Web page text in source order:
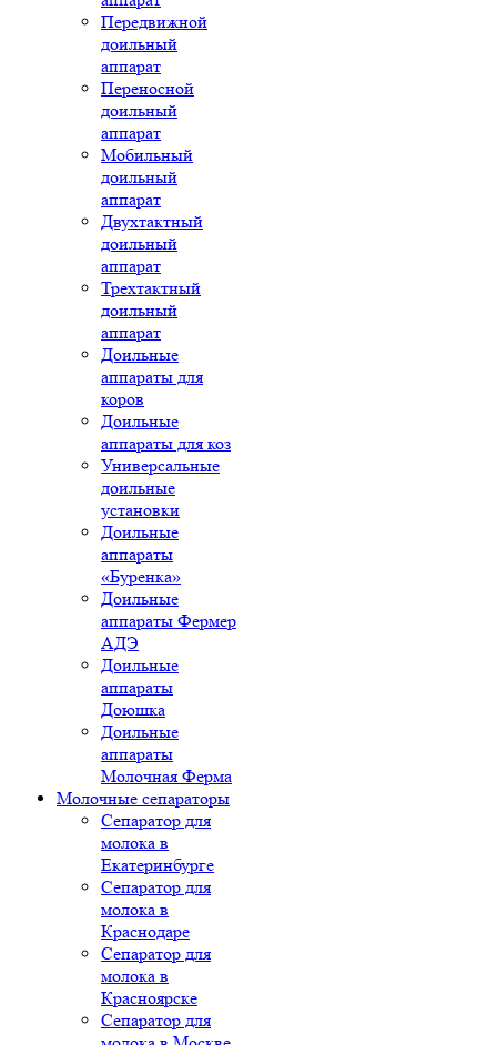
Передвижной
доильный
аппарат
Переносной
доильный
аппарат
Мобильный
доильный
аппарат
Двухтактный
доильный
аппарат
Трехтактный
доильный
аппарат
Доильные
аппараты для
коров
Доильные
аппараты для коз
Универсальные
доильные
установки
Доильные
аппараты
«Буренка»
Доильные
аппараты Фермер
АДЭ
Доильные
аппараты
Доюшка
Доильные
аппараты
Молочная Ферма
Молочные сепараторы
Сепаратор для
молока в
Екатеринбурге
Сепаратор для
молока в
Краснодаре
Сепаратор для
молока в
Красноярске
Сепаратор для